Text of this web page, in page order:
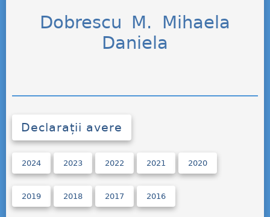
Dobrescu M. Mihaela
Daniela
Declarații avere
2024 2023 2022 2021 2020
2019 2018 2017 2016